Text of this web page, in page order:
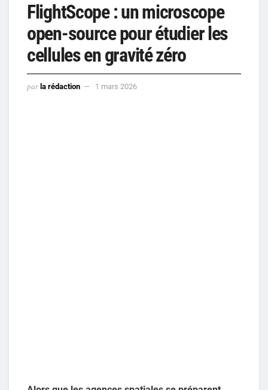
FlightScope : un microscope
open-source pour étudier les
cellules en gravité zéro
par la rédaction 1 mars 2026